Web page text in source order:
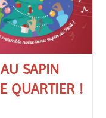
SAPIN
QUARTIER !